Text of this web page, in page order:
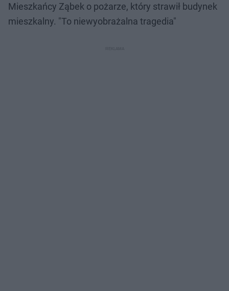
Mieszkańcy Ząbek o pożarze, który strawił budynek
mieszkalny. "To niewyobrażalna tragedia"